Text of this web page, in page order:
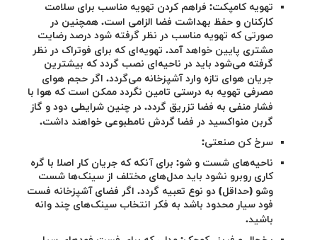
تهویه کامپکت: فراهم کردن تهویه مناسب برای سلامت
کارکنان و حفظ بهداشت فضا الزامی است. همچنین در
صورتی که تهویه مناسب در نظر گرفته شود درصد رضایت
مشتری پایین خواهد آمد. تهویه‌ای که برای فوتراک در نظر
گرفته می‌شود باید در ناحیه‌ای نصب گردد که بیشترین
جریان هوای تازه وارد آشپزخانه می‌گردد. اگر حجم هوای
مصرفی تهویه به درستی تامین نگردد ممکن است که هوا با
فشار منفی به فضا تزریق گردد. در چنین شرایطی دود و گاز
گربن منواکسید در فضا گردش نامطبوعی خواهند داشت.
سرخ کن صنعتی:
ناحیه‌های شست و شو: برای آنکه که جریان کار اصلا با گره
کاری روبرو نشود باید مدل‌های مختلف از سینک‌ها شست
وشو (حداقل) دو نوع تعبیه گردد. اگر فضای آشپزخانه فست
فود سیار محدود باشد به فکر انتخاب سینک‌های چند وانه
باشید.